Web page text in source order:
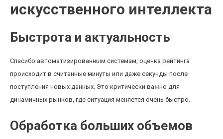
искусственного интеллекта
Быстрота и актуальность
Спасибо автоматизированным системам, оценка рейтинга
происходит в считанные минуты или даже секунды после
поступления новых данных. Это критически важно для
динамичных рынков, где ситуация меняется очень быстро.
Обработка больших объемов